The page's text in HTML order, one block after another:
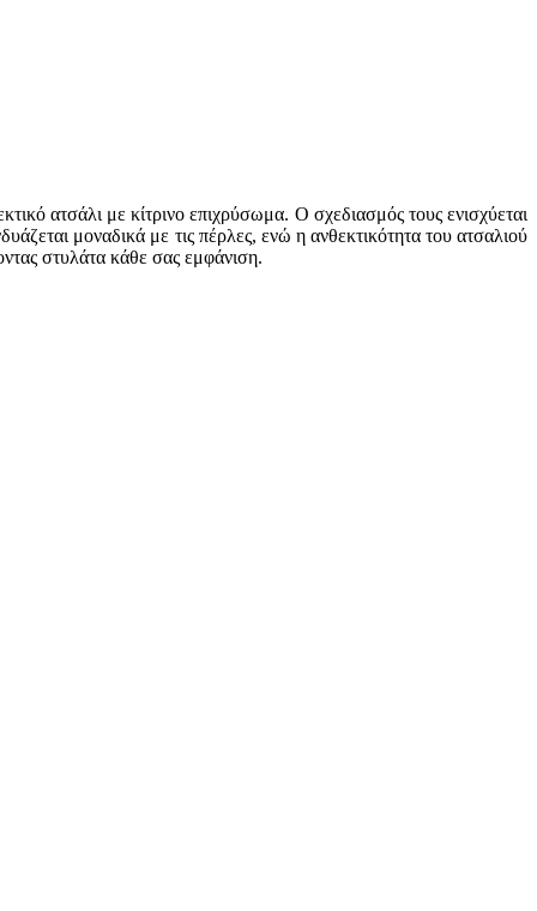
ατσάλι με κίτρινο επιχρύσωμα. Ο σχεδιασμός τους ενισχύεται
μοναδικά με τις πέρλες, ενώ η ανθεκτικότητα του ατσαλιού
στυλάτα κάθε σας εμφάνιση.